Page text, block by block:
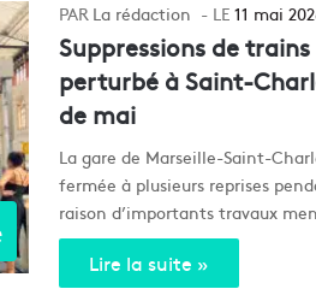
La rédaction 11 mai
Suppressions de
perturbé à Saint-
de mai
La gare de Marseille-Saint-
fermée à plusieurs reprises
raison d’importants travaux
Lire la suite »